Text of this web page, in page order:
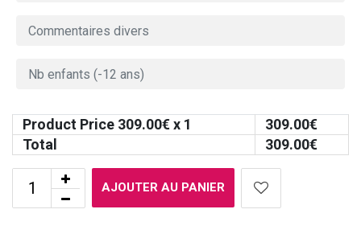
Product Price 309.00€ x 1 309.00€
Total
309.00€
AJOUTER AU PANIER